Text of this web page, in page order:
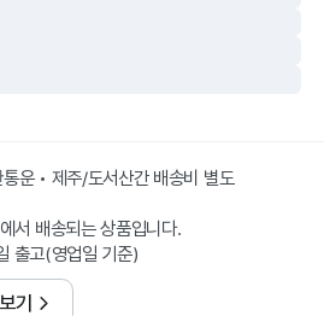
운 • 제주/도서산간 배송비 별도
서 배송되는 상품입니다.
출고(영업일 기준)
기